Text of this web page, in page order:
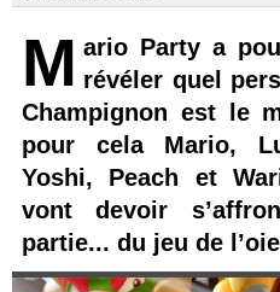
M ario Party a
révéler quel
Champignon est le
pour cela Mario,
Yoshi, Peach et
vont devoir
partie... du jeu de